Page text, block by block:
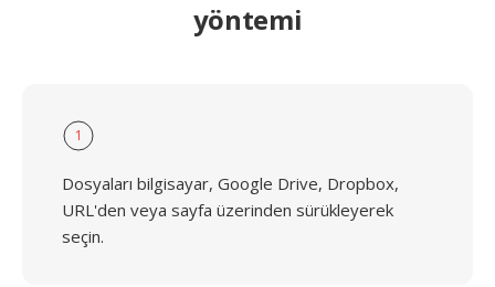
yöntemi
1
Dosyaları bilgisayar, Google Drive, Dropbox,
URL'den veya sayfa üzerinden sürükleyerek
seçin.